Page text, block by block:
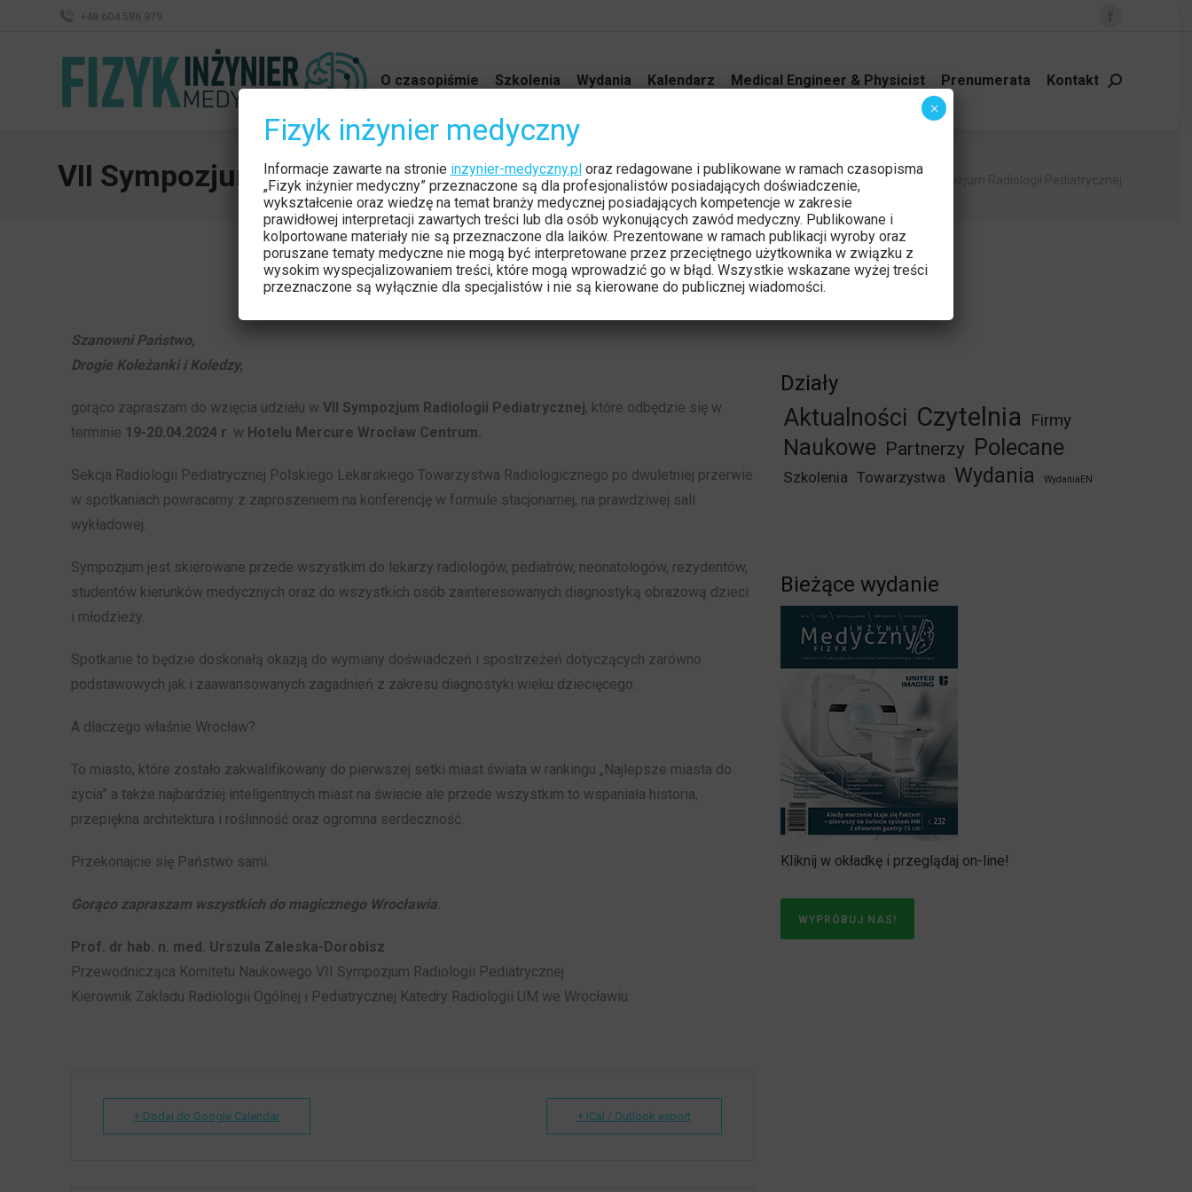
Facebook
opens
O czasopiśmie Szkolenia Wydania Kalendarz Medical Engineer & Physicist Prenumerata Kontakt Szukaj:
VII Sympozjum Radiologii Pediatrycznej Jesteś tutaj:
Strona główna Wydarzenie
Szanowni Państwo,
Drogie Koleżanki i Koledzy,
gorąco zapraszam do wzięcia udziału w VII Sympozjum Radiologii Pediatrycznej, które odbędzie się w
terminie 19-20.04.2024 r. w Hotelu Mercure Wrocław Centrum.
Sekcja Radiologii Pediatrycznej Polskiego Lekarskiego Towarzystwa Radiologicznego po dwuletniej przerwie
w spotkaniach powracamy z zaproszeniem na konferencję w formule stacjonarnej, na prawdziwej sali
wykładowej.
Sympozjum jest skierowane przede wszystkim do lekarzy radiologów, pediatrów, neonatologów, rezydentów,
studentów kierunków medycznych oraz do wszystkich osób zainteresowanych diagnostyką obrazową dzieci
i młodzieży.
Spotkanie to będzie doskonałą okazją do wymiany doświadczeń i spostrzeżeń dotyczących zarówno
podstawowych jak i zaawansowanych zagadnień z zakresu diagnostyki wieku dziecięcego.
A dlaczego właśnie Wrocław?
To miasto, które zostało zakwalifikowany do pierwszej setki miast świata w rankingu „Najlepsze miasta do
życia” a także najbardziej inteligentnych miast na świecie ale przede wszystkim to wspaniała historia,
przepiękna architektura i roślinność oraz ogromna serdeczność.
Przekonajcie się Państwo sami.
Gorąco zapraszam wszystkich do magicznego Wrocławia.
Prof. dr hab. n. med. Urszula Zaleska-Dorobisz
Przewodnicząca Komitetu Naukowego VII Sympozjum Radiologii Pediatrycznej
Kierownik Zakładu Radiologii Ogólnej i Pediatrycznej Katedry Radiologii UM we Wrocławiu
+ Dodaj do Google Calendar + iCal / Outlook export
Działy
Aktualności Czytelnia Firmy
Naukowe Partnerzy Polecane
Szkolenia Towarzystwa Wydania WydaniaEN
Bieżące wydanie
Kliknij w okładkę i przeglądaj on-line!
WYPRÓBUJ NAS!
Fizyk inżynier medyczny
Informacje zawarte na stronie inzynier-medyczny.ploraz redagowane i publikowane w ramach czasopisma
„Fizyk inżynier medyczny” przeznaczone są dla profesjonalistów posiadających doświadczenie,
wykształcenie oraz wiedzę na temat branży medycznej posiadających kompetencje w zakresie
prawidłowej interpretacji zawartych treści lub dla osób wykonujących zawód medyczny. Publikowane i
kolportowane materiały nie są przeznaczone dla laików. Prezentowane w ramach publikacji wyroby oraz
poruszane tematy medyczne nie mogą być interpretowane przez przeciętnego użytkownika w związku z
wysokim wyspecjalizowaniem treści, które mogą wprowadzić go w błąd. Wszystkie wskazane wyżej treści
przeznaczone są wyłącznie dla specjalistów i nie są kierowane do publicznej wiadomości.
×